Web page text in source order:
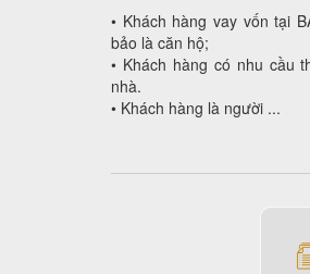
• Khách hàng vay vốn tại
bảo là căn hộ;
• Khách hàng có nhu cầu
nhà.
• Khách hàng là người ...